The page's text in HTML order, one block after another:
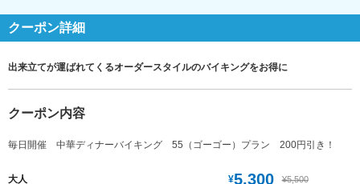
クーポン詳細
出来立てが運ばれてくるオーダースタイルのバイキングをお得に
クーポン内容
毎日開催 中華ディナーバイキング 55（ゴーゴー）プラン 200円引き！
大人 ¥5,300 ¥5,500